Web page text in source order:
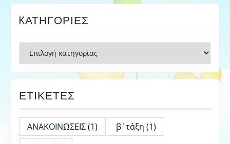
KΑΤΗΓΟΡΊΕΣ
Kατηγορίες
ΕΤΙΚΈΤΕΣ
ΑΝΑΚΟΙΝΩΣΕΙΣ(1) β΄τάξη (1)